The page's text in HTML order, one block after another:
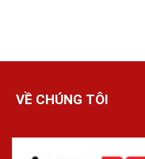
VỀ CHÚNG TÔI